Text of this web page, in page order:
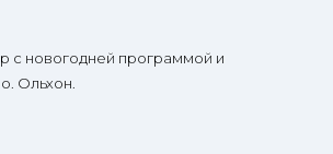
с новогодней программой и
Ольхон.